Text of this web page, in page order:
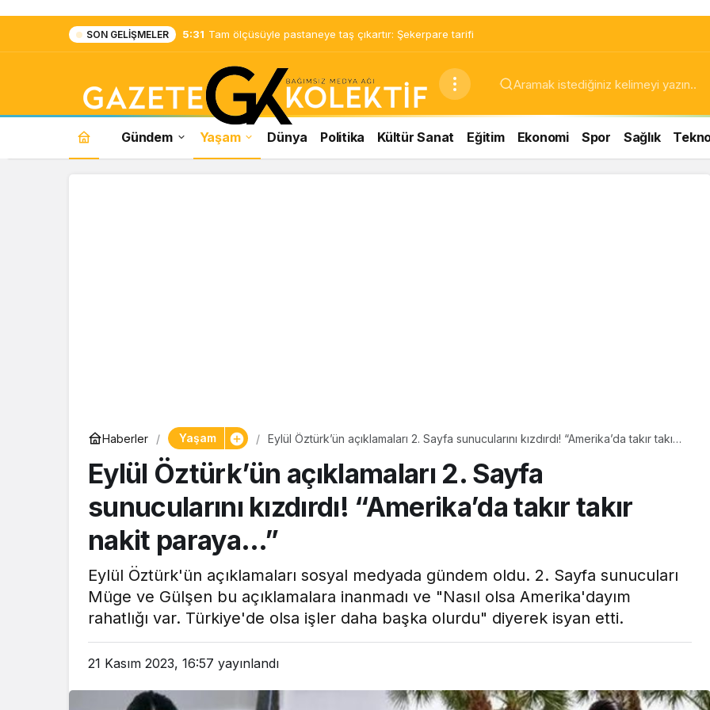
SON GELIŞMELER 5:31 Tam ölçüsüyle pastaneye taş çıkartır: Şekerpare tarifi
Gündem Yaşam Dünya Politika Kültür Sanat Eğitim Ekonomi Spor Sağlık
Haberler Yaşam
Eylül Öztürk’ün açıklamaları 2. Sayfa sunucularını kızdırdı! “Amerika’da takır takır
Eylül Öztürk’ün açıklamaları 2. Sayfa
sunucularını kızdırdı! “Amerika’da takır takır
nakit paraya…”
Eylül Öztürk'ün açıklamaları sosyal medyada gündem oldu. 2. Sayfa sunucuları
Müge ve Gülşen bu açıklamalara inanmadı ve "Nasıl olsa Amerika'dayım
rahatlığı var. Türkiye'de olsa işler daha başka olurdu" diyerek isyan etti.
21 Kasım 2023, 16:57 yayınlandı
Tam ölçüsüyle
pastaneye taş çıkartır:
Şekerpare tarifi
Çayın yanına çok
kurabiye tarifi…